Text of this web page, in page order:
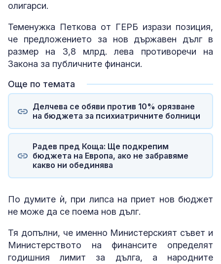
олигарси.
Теменужка Петкова от ГЕРБ изрази позиция,
че предложението за нов държавен дълг в
размер на 3,8 млрд. лева противоречи на
Закона за публичните финанси.
Още по темата
Делчева се обяви против 10% орязване
на бюджета за психиатричните болници
Радев пред Коща: Ще подкрепим
бюджета на Европа, ако не забравяме
какво ни обединява
По думите ѝ, при липса на приет нов бюджет
не може да се поема нов дълг.
Тя допълни, че именно Министерският съвет и
Министерството на финансите определят
годишния лимит за дълга, а народните